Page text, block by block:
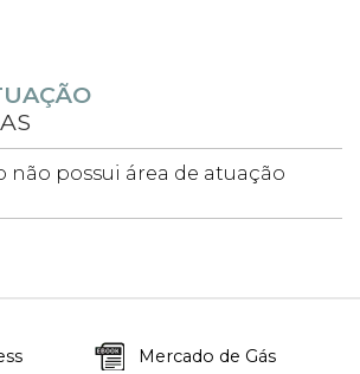
não possui área de atuação
Mercado de Gás